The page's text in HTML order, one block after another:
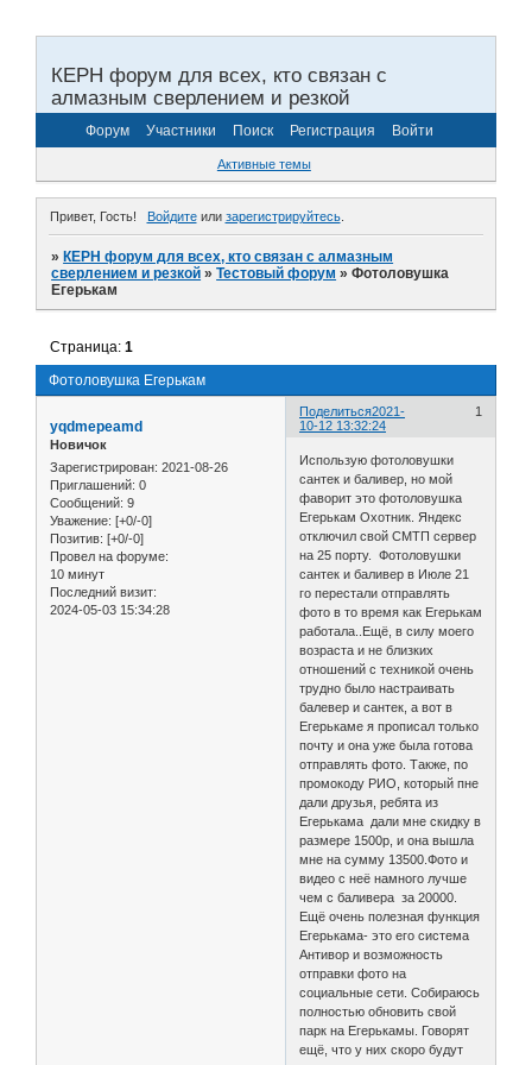
КЕРН форум для всех, кто связан с
алмазным сверлением и резкой
Форум Участники Поиск Регистрация Войти
Активные темы
Привет, Гость! Войдитеили зарегистрируйтесь.
»КЕРН форум для всех, кто связан с алмазным
сверлением и резкой »Тестовый форум »Фотоловушка
Егерькам
Фотоловушка Егерькам
Страница:1
Поделиться 1
2021-
10-12 13:32:24
yqdmepeamd
Новичок
Зарегистрирован: 2021-08-26
Приглашений: 0
Сообщений: 9
Уважение: [+0/-0]
Позитив: [+0/-0]
Провел на форуме:
10 минут
Последний визит:
2024-05-03 15:34:28
Использую фотоловушки
сантек и баливер, но мой
фаворит это фотоловушка
Егерькам Охотник. Яндекс
отключил свой СМТП сервер
на 25 порту. Фотоловушки
сантек и баливер в Июле 21
го перестали отправлять
фото в то время как Егерькам
работала..Ещё, в силу моего
возраста и не близких
отношений с техникой очень
трудно было настраивать
балевер и сантек, а вот в
Егерькаме я прописал только
почту и она уже была готова
отправлять фото. Также, по
промокоду РИО, который пне
дали друзья, ребята из
Егерькама дали мне скидку в
размере 1500р, и она вышла
мне на сумму 13500.Фото и
видео с неё намного лучше
чем с баливера за 20000.
Ещё очень полезная функция
Егерькама- это его система
Антивор и возможность
отправки фото на
социальные сети. Собираюсь
полностью обновить свой
парк на Егерькамы. Говорят
ещё, что у них скоро будут